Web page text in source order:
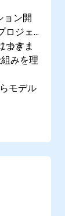
ン開
ロジェ
つきま
ます：
みを理
モデル
てアプ
る
イズ・